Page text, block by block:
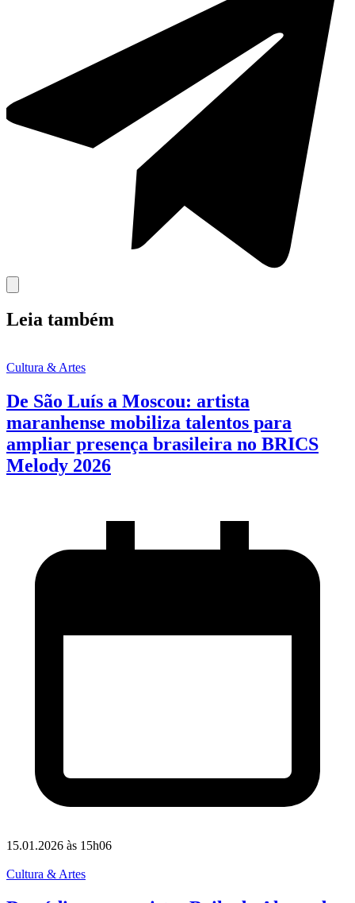
Leia também
Cultura & Artes
De São Luís a Moscou: artista
maranhense mobiliza talentos para
ampliar presença brasileira no BRICS
Melody 2026
15.01.2026 às 15h06
Cultura & Artes